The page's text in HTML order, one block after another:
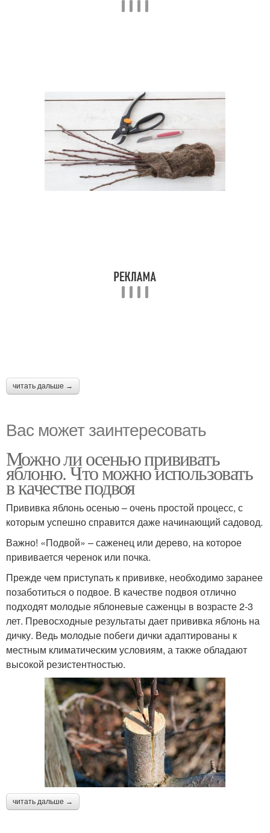
читать дальше →
Вас может заинтересовать
Можно ли осенью прививать
яблоню. Что можно использовать
в качестве подвоя
Прививка яблонь осенью – очень простой процесс, с
которым успешно справится даже начинающий садовод.
Важно! «Подвой» – саженец или дерево, на которое
прививается черенок или почка.
Прежде чем приступать к прививке, необходимо заранее
позаботиться о подвое. В качестве подвоя отлично
подходят молодые яблоневые саженцы в возрасте 2-3
лет. Превосходные результаты дает прививка яблонь на
дичку. Ведь молодые побеги дички адаптированы к
местным климатическим условиям, а также обладают
высокой резистентностью.
читать дальше →